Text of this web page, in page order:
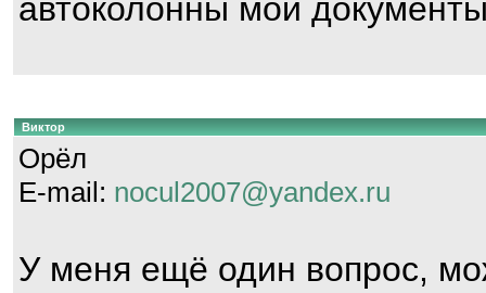
автоколонны мои
Виктор
Орёл
E-mail: nocul2007@yandex.ru
У меня ещё один вопрос,